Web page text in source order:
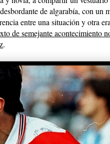
de algarabía, con un
entre una situación y otra
de semejante acontecimiento
.